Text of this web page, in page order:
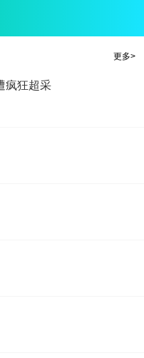
的升级感和欲望。而且这款游戏
除类游戏融入了无尽模式之中，
及全新的单人模式，让玩家在享
对于消除游戏的新期待和新理
游戏的体验带来了不一样的感觉
PK也能让人欲罢不能。若是您喜
。
更多>
疯狂超采